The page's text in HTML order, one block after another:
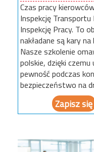
Czas pracy
Inspekcję
Inspekcję Pracy. To
nakładane są kary
Nasze szkolenie
polskie, dzięki czemu
pewność podczas
bezpieczeństwo na
Zapisz się